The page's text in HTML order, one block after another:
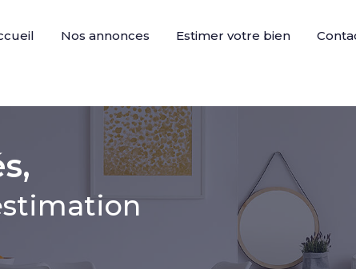
Nos annonces Estimer votre bien